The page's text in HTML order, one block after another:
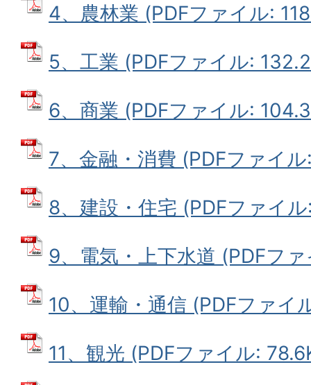
4、農林業 (PDFファイル:
5、工業 (PDFファイル:
6、商業 (PDFファイル:
7、金融・消費 (PDFファイ
8、建設・住宅 (PDFファイ
9、電気・上下水道 (PDFフ
10、運輸・通信 (PDFファイ
11、観光 (PDFファイル: